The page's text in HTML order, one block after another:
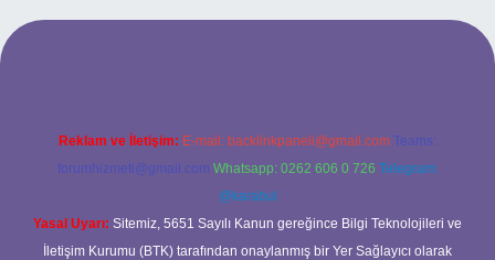
giriş
Reklam ve İletişim: E-mail: backlinkpaneli@gmail.com Teams:
forumhizmeti@gmail.com Whatsapp: 0262 606 0 726 Telegram:
@karabul
Yasal Uyarı: Sitemiz, 5651 Sayılı Kanun gereğince Bilgi Teknolojileri ve
İletişim Kurumu (BTK) tarafından onaylanmış bir Yer Sağlayıcı olarak